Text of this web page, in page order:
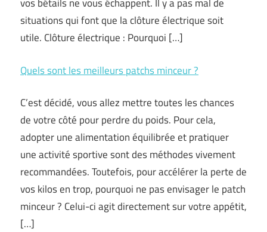
situations qui font que la clôture électrique soit
utile. Clôture électrique : Pourquoi […]
Quels sont les meilleurs patchs minceur ?
C’est décidé, vous allez mettre toutes les chances
de votre côté pour perdre du poids. Pour cela,
adopter une alimentation équilibrée et pratiquer
une activité sportive sont des méthodes vivement
recommandées. Toutefois, pour accélérer la perte de
vos kilos en trop, pourquoi ne pas envisager le patch
minceur ? Celui-ci agit directement sur votre appétit,
[…]